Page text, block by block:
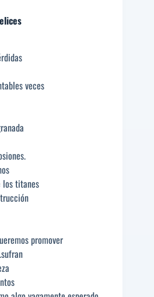
veces
los titanes
promover